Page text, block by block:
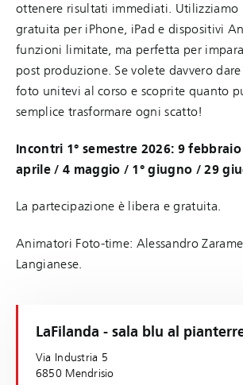
ottenere risultati immediati. Utilizziamo
gratuita per iPhone, iPad e dispositivi
funzioni limitate, ma perfetta per
post produzione. Se volete davvero
foto unitevi al corso e scoprite quanto
semplice trasformare ogni scatto!
Incontri 1° semestre 2026: 9
aprile / 4 maggio / 1° giugno / 29
La partecipazione è libera e gratuita.
Animatori Foto-time: Alessandro
Langianese.
LaFilanda - sala blu al
Via Industria 5
6850 Mendrisio